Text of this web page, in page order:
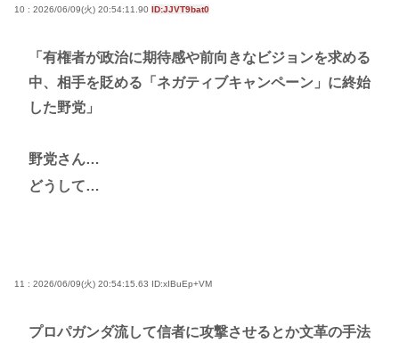
10 : 2026/06/09(火) 20:54:11.90 ID:JJVT9bat0
「有権者が政治に期待感や前向きなビジョンを求める
中、相手を貶める「ネガティブキャンペーン」に終始
した野党」
野党さん…
どうして…
11 : 2026/06/09(火) 20:54:15.63 ID:xIBuEp+VM
プロパガンダ流して信者に攻撃させるとか文革の手法